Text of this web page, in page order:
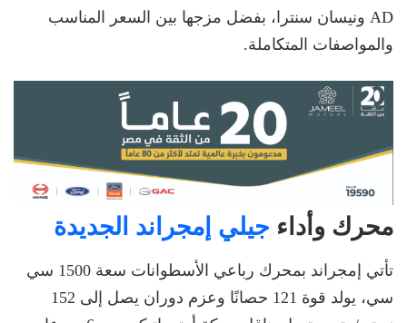
AD ونيسان سنترا، بفضل مزجها بين السعر المناسب
والمواصفات المتكاملة.
محرك وأداء جيلي إمجراند الجديدة
تأتي إمجراند بمحرك رباعي الأسطوانات سعة 1500 سي
سي، يولد قوة 121 حصانًا وعزم دوران يصل إلى 152